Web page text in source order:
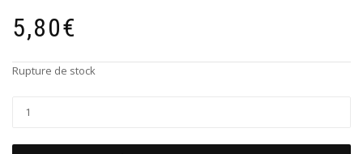
5,80€
Rupture de stock